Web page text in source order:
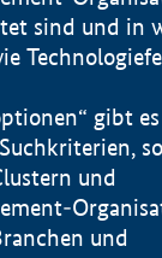
sind und in
gibt es
und
und
BKG 2015